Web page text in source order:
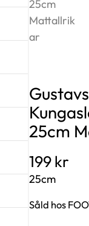
25cm
199kr
25cm
Såld hos